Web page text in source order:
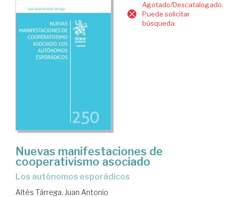
Agotado/Descatalogado.
Puede solicitar
búsqueda.
Nuevas manifestaciones de
cooperativismo asociado
los autónomos esporádicos
Altés Tárrega, Juan Antonio